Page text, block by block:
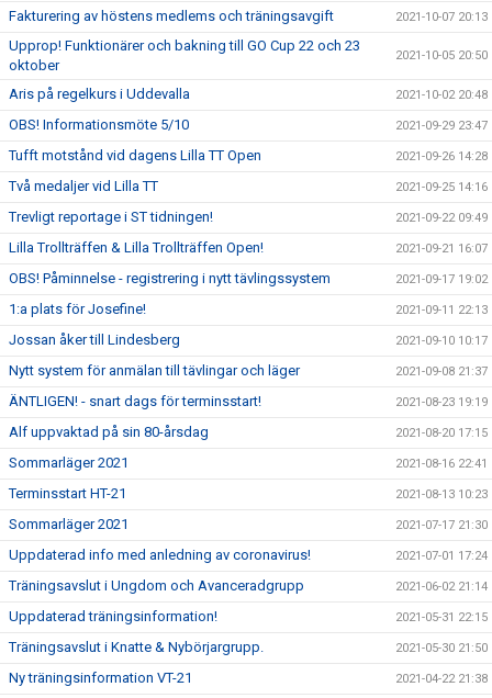
Fakturering av höstens medlems och träningsavgift 2021-10-07 20:13
Upprop! Funktionärer och bakning till GO Cup 22 och 23
oktober
2021-10-05 20:50
Aris på regelkurs i Uddevalla 2021-10-02 20:48
OBS! Informationsmöte 5/10 2021-09-29 23:47
Tufft motstånd vid dagens Lilla TT Open 2021-09-26 14:28
Två medaljer vid Lilla TT 2021-09-25 14:16
Trevligt reportage i ST tidningen! 2021-09-22 09:49
Lilla Trollträffen & Lilla Trollträffen Open! 2021-09-21 16:07
OBS! Påminnelse - registrering i nytt tävlingssystem 2021-09-17 19:02
1:a plats för Josefine! 2021-09-11 22:13
Jossan åker till Lindesberg 2021-09-10 10:17
Nytt system för anmälan till tävlingar och läger 2021-09-08 21:37
ÄNTLIGEN! - snart dags för terminsstart! 2021-08-23 19:19
Alf uppvaktad på sin 80-årsdag 2021-08-20 17:15
Sommarläger 2021 2021-08-16 22:41
Terminsstart HT-21 2021-08-13 10:23
Sommarläger 2021 2021-07-17 21:30
Uppdaterad info med anledning av coronavirus! 2021-07-01 17:24
Träningsavslut i Ungdom och Avanceradgrupp 2021-06-02 21:14
Uppdaterad träningsinformation! 2021-05-31 22:15
Träningsavslut i Knatte & Nybörjargrupp. 2021-05-30 21:50
Ny träningsinformation VT-21 2021-04-22 21:38